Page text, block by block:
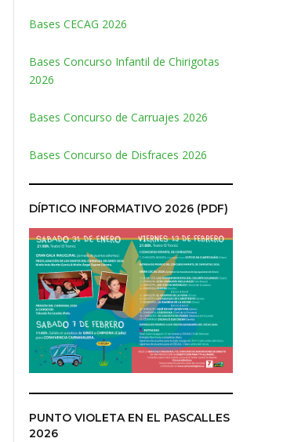
Bases CECAG 2026
Bases Concurso Infantil de Chirigotas
2026
Bases Concurso de Carruajes 2026
Bases Concurso de Disfraces 2026
DÍPTICO INFORMATIVO 2026 (PDF)
PUNTO VIOLETA EN EL PASCALLES
2026